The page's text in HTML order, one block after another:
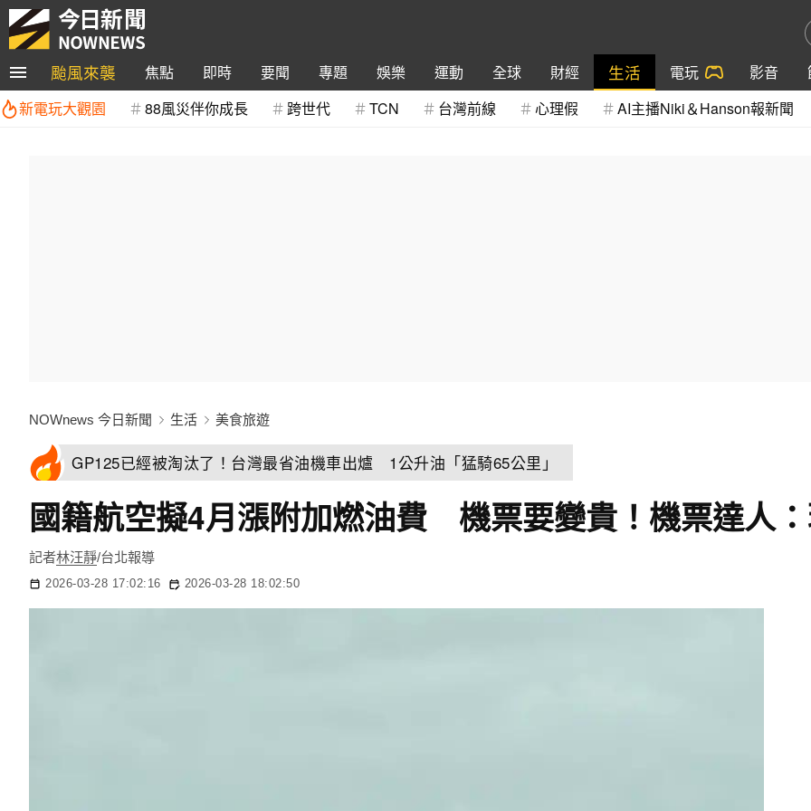
颱風來襲 焦點 即時 要聞 專題 娛樂 運動 全球 財經 生活 電玩 影音
新電玩大觀園
88風災伴你成長 跨世代 TCN 台灣前線 心理假 AI主播Niki＆Hanson報新聞
NOWnews 今日新聞 生活 美食旅遊
GP125已經被淘汰了！台灣最省油機車出爐 1公升油「猛騎65公里」
國籍航空擬4月漲附加燃油費 機票要變貴！機票達人
記者林汪靜/台北報導
2026-03-28 17:02:16 2026-03-28 18:02:50